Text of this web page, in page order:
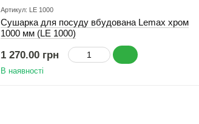
Артикул: LE 1000
Сушарка для посуду вбудована Lemax хром
1000 мм (LE 1000)
1 270.00 грн
В наявності